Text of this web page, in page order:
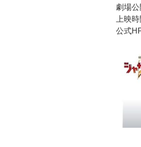
劇場公
上映時
公式HP